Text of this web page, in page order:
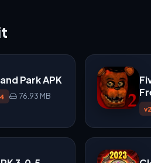
Park APK
76.93 MB